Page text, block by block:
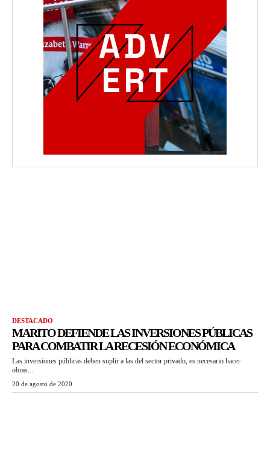
DESTACADO
MARITO DEFIENDE LAS INVERSIONES PÚBLICAS
PARA COMBATIR LA RECESIÓN ECONÓMICA
Las inversiones públicas deben suplir a las del sector privado, es necesario hacer
obras...
20 de agosto de 2020